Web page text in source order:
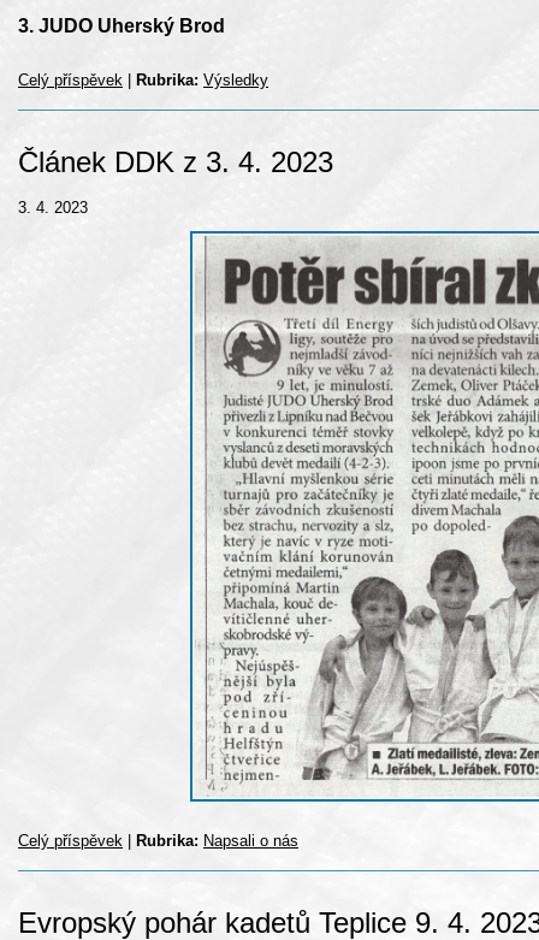
3. JUDO Uherský Brod
Celý příspěvek Rubrika: Výsledky
Článek DDK z 3. 4. 2023
3. 4. 2023
Celý příspěvek | Rubrika: Napsali o nás
Evropský pohár kadetů Teplice 9. 4.